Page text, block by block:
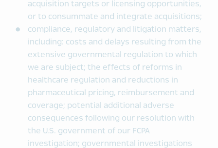
acquisition targets or licensing opportunities,
or to consummate and integrate acquisitions;
compliance, regulatory and litigation matters,
including: costs and delays resulting from the
extensive governmental regulation to which
we are subject; the effects of reforms in
healthcare regulation and reductions in
pharmaceutical pricing, reimbursement and
coverage; potential additional adverse
consequences following our resolution with
the U.S. government of our FCPA
investigation; governmental investigations